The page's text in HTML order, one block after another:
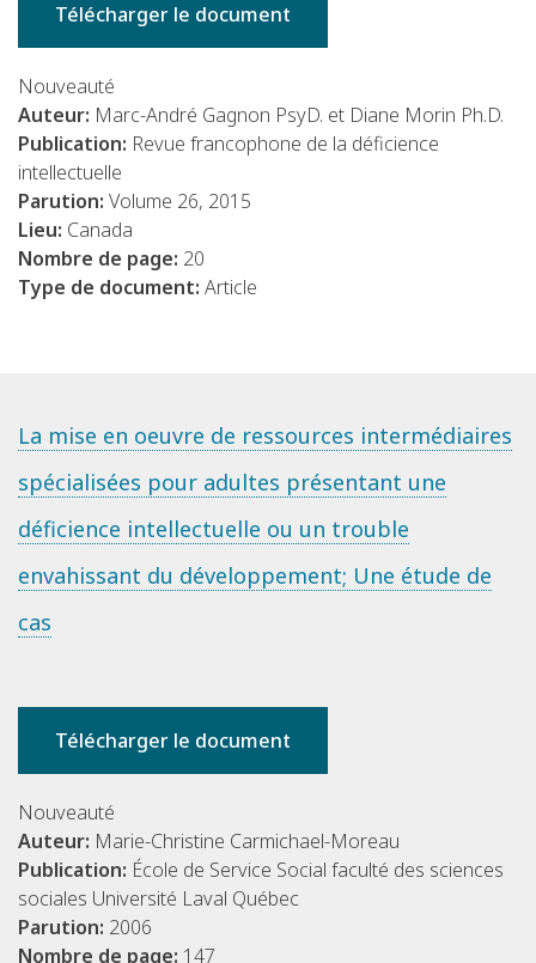
Télécharger le document
Nouveauté
Auteur: Marc-André Gagnon PsyD. et Diane Morin Ph.D.
Publication: Revue francophone de la déficience
intellectuelle
Parution: Volume 26, 2015
Lieu: Canada
Nombre de page: 20
Type de document: Article
La mise en oeuvre de ressources intermédiaires
spécialisées pour adultes présentant une
déficience intellectuelle ou un trouble
envahissant du développement; Une étude de
cas
Télécharger le document
Nouveauté
Auteur: Marie-Christine Carmichael-Moreau
Publication: École de Service Social faculté des sciences
sociales Université Laval Québec
Parution: 2006
Nombre de page: 147